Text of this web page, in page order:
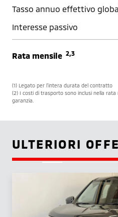
Tasso annuo effettivo
Interesse passivo
Rata mensile 2,3
(1) Legato per l’intera durata del contratto
(2) I costi di trasporto sono inclusi nella rata
garanzia.
ULTERIORI